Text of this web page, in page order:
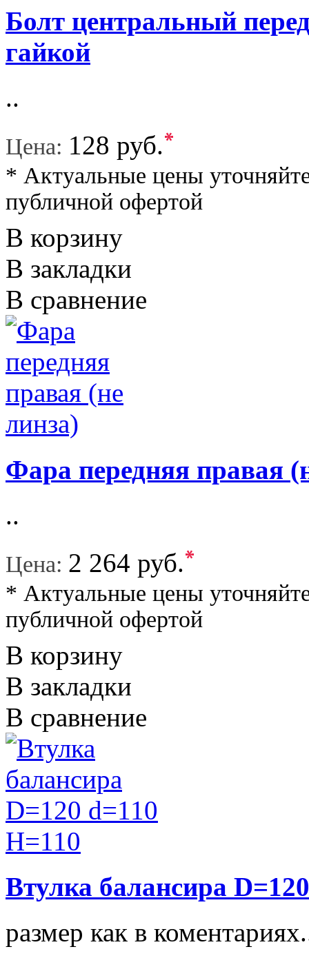
Болт центральный
гайкой
..
Цена: 128 руб.*
* Актуальные цены
публичной офертой
В корзину
В закладки
В сравнение
Фара передняя правая
..
Цена: 2 264 руб.*
* Актуальные цены
публичной офертой
В корзину
В закладки
В сравнение
Втулка балансира
размер как в